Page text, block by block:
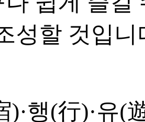
성할 것입니
)·행(行)·유(